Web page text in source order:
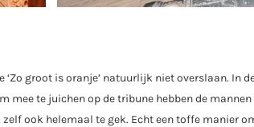
groot is oranje’ natuurlijk niet overslaan. In
te juichen op de tribune hebben de
ook helemaal te gek. Echt een toffe manier